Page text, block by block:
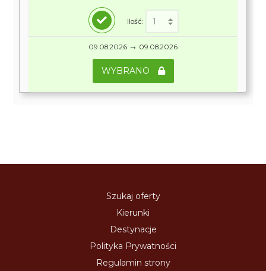
Ilość:
09.08.2026 → 09.08.2026
WYBRANO
Szukaj oferty
Kierunki
Destynacje
Polityka Prywatności
Regulamin strony